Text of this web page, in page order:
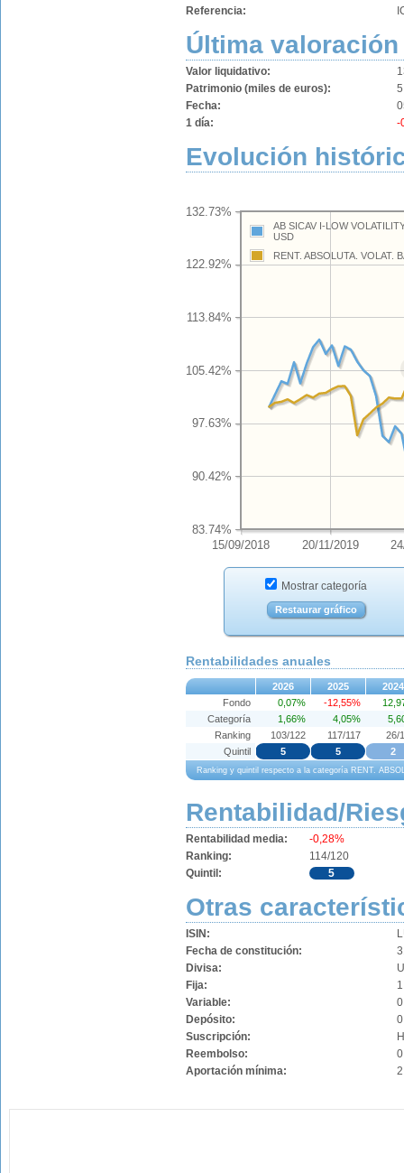
Referencia:
Última valoración
Valor liquidativo:
Patrimonio (miles de euros):
Fecha:
1 día:
-
Evolución
15/09/2018 20/11/2019
83.74%
90.42%
97.63%
105.42%
113.84%
122.92%
132.73%
AB SICAV I-LOW
USD
RENT. ABSOLUTA. VOLAT.
Mostrar categoría
Restaurar gráfico
Rentabilidades anuales
2026 2025 2024
Ranking y quintil respecto a la categoría RENT.
Fondo 0,07% -12,55%
Categoría
1,66% 4,05%
Ranking
103/122 117/117
26/
Quintil
5 5 2
Rentabilidad/
Rentabilidad media:
-0,28%
Ranking:
114/120
Quintil:
5
Otras
ISIN:
Fecha de constitución:
Divisa:
Fija:
Variable:
Depósito:
Suscripción:
Reembolso:
Aportación mínima: